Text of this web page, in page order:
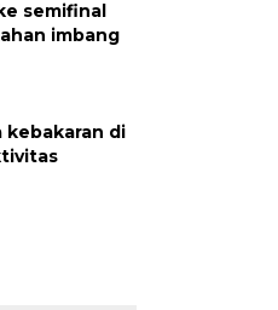
semifinal
imbang
kebakaran di